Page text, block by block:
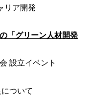
リア開発
「グリーン人材開発
設立イベント
ついて